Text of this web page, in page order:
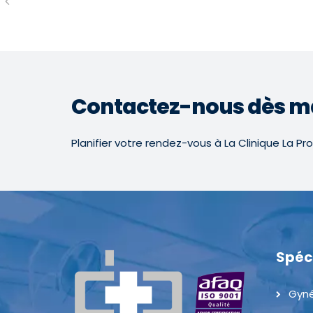
Contactez-nous dès
Planifier votre rendez-vous à La Clinique La